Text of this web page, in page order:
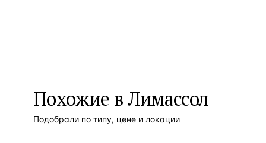
Похожие в Лимассол
Подобрали по типу, цене и локации